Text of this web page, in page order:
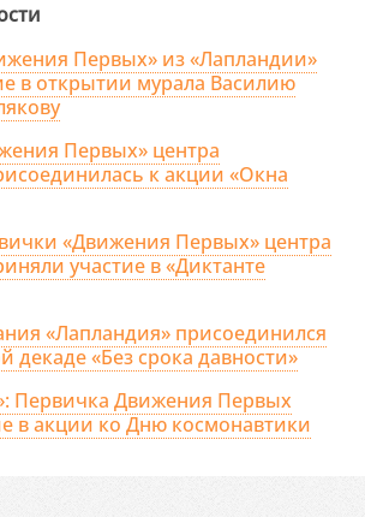
Первых» из «Лапландии»
в открытии мурала Василию
Первых» центра
к акции «Окна
«Движения Первых» центра
участие в «Диктанте
«Лапландия» присоединился
декаде «Без срока давности»
Первичка Движения Первых
в акции ко Дню космонавтики